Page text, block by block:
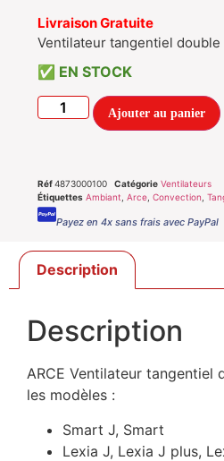
Livraison Gratuite
Ventilateur tangentiel double
EN STOCK
Ajouter au panier
Réf4873000100 Catégorie Ventilateurs
Étiquettes Ambiant Arce Convection
Payez en 4x sans frais avec PayPal
Description
Description
ARCE Ventilateur tangentiel
les modèles :
Smart J, Smart
Lexia J, Lexia J plus,